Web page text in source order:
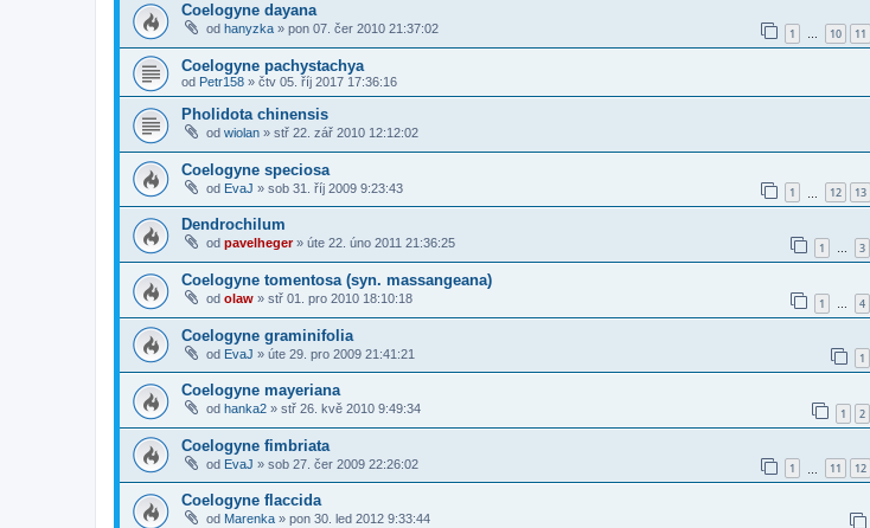
Coelogyne dayana
od hanyzka » pon 07. čer 2010 21:37:02 1 … 10 11
Coelogyne pachystachya
od Petr158 » čtv 05. říj 2017 17:36:16
Pholidota chinensis
od wiolan » stř 22. zář 2010 12:12:02
Coelogyne speciosa
od EvaJ » sob 31. říj 2009 9:23:43 1 12 13
Dendrochilum
od pavelheger» úte 22. úno 2011 21:36:25 1 … 3
Coelogyne tomentosa (syn. massangeana)
od olaw » stř 01. pro 2010 18:10:18 1 … 4
Coelogyne graminifolia
od EvaJ » úte 29. pro 2009 21:41:21 1
Coelogyne mayeriana
od hanka2 » stř 26. kvě 2010 9:49:34 1 2
Coelogyne fimbriata
od EvaJ » sob 27. čer 2009 22:26:02 1 11 12
Coelogyne flaccida
od Marenka » pon 30. led 2012 9:33:44